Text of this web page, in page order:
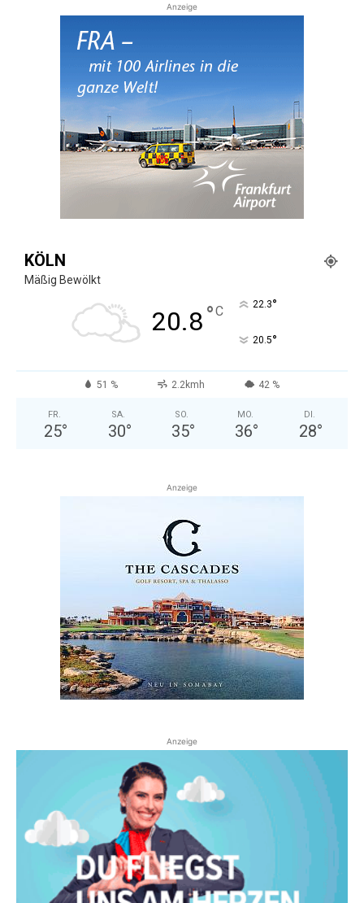
Anzeige
KÖLN
Mäßig Bewölkt
20.8°C 22.3°
20.5°
51 % 2.2kmh 42 %
FR.
25°
SA.
30°
SO.
35°
MO.
36°
DI.
28°
Anzeige
Anzeige